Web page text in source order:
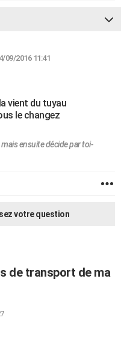
09/2016 11:41
vient du tuyau
le changez
ensuite décide par toi-
votre question
de transport de ma